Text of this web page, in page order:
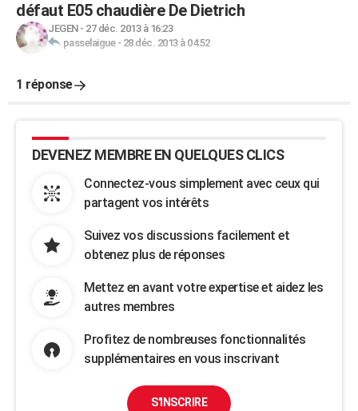
défaut E05 chaudière De Dietrich
JEGEN- 27 déc. 2013 à 16:23
passelaigue- 28 déc. 2013 à 04:52
1 réponse
DEVENEZ MEMBRE EN QUELQUES CLICS
Connectez-vous simplement avec ceux qui
partagent vos intérêts
Suivez vos discussions facilement et
obtenez plus de réponses
Mettez en avant votre expertise et aidez les
autres membres
Profitez de nombreuses fonctionnalités
supplémentaires en vous inscrivant
S'INSCRIRE